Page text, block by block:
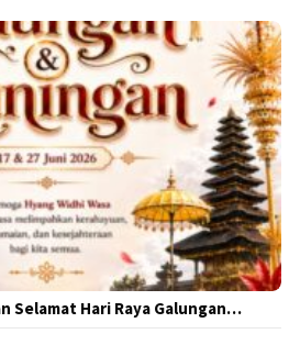
Selamat Hari Raya Galungan…